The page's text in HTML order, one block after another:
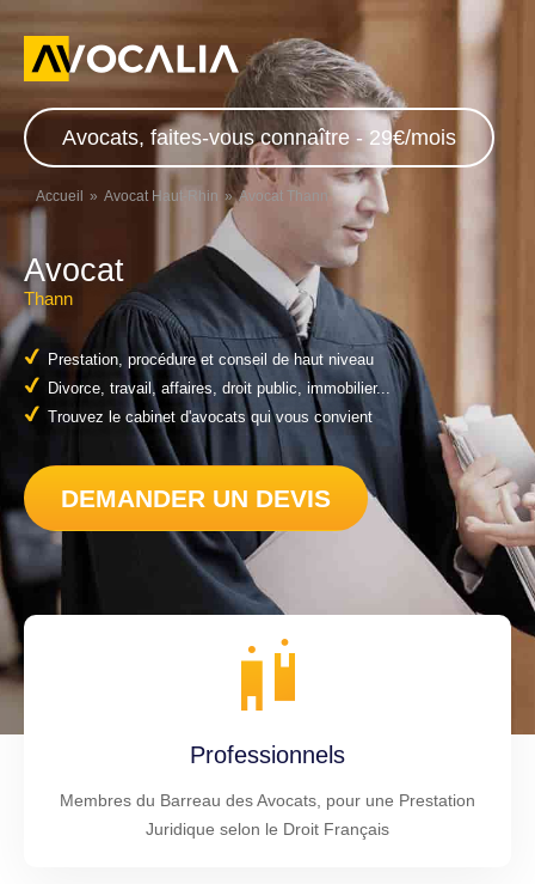
Avocats, faites-vous connaître - 29€/mois
Accueil Avocat Haut-Rhin Avocat Thann
Avocat
Thann
Prestation, procédure et conseil de haut niveau
Divorce, travail, affaires, droit public, immobilier...
Trouvez le cabinet d'avocats qui vous convient
DEMANDER UN DEVIS
Professionnels
Membres du Barreau des Avocats, pour une Prestation
Juridique selon le Droit Français